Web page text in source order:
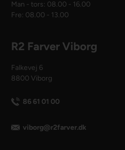
Man - tors: 08.00 - 16.00
Fre: 08.00 - 13.00
R2 Farver Viborg
Falkevej 6
8800 Viborg
86 61 01 00
viborg@r2farver.dk